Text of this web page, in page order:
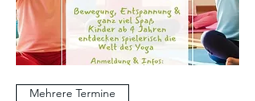
Mehrere Termine